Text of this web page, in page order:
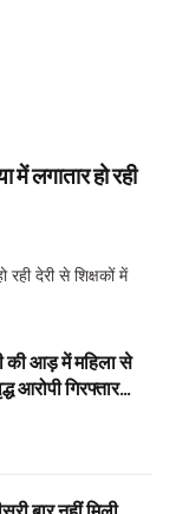
लगातार हो रही
देरी से शिक्षकों में
की आड़ में महिला से
आरोपी गिरफ्तार…
बार नहीं मिली